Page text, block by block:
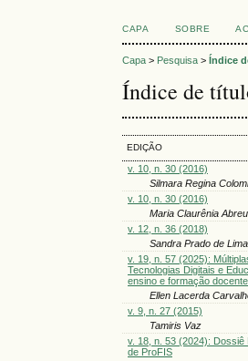
CAPA SOBRE
Capa > Pesquisa >Índice
Índice de
EDIÇÃO
v. 10, n. 30 (2016)
Silmara Regina
v. 10, n. 30 (2016)
Maria Claurênia
v. 12, n. 36 (2018)
Sandra Prado de Lima
v. 19, n. 57 (2025):
Tecnologias Digitais e
ensino e formação
Ellen Lacerda
v. 9, n. 27 (2015)
Tamiris Vaz
v. 18, n. 53 (2024): Dossiê
de ProFIS